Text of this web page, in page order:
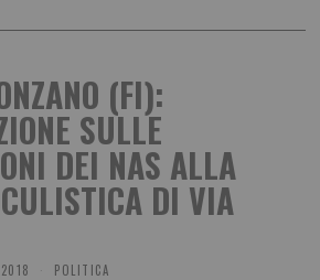
(FI):
SULLE
DEI NAS ALLA
DI VIA
POLITICA